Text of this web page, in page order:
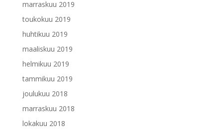
marraskuu 2019
toukokuu 2019
huhtikuu 2019
maaliskuu 2019
helmikuu 2019
tammikuu 2019
joulukuu 2018
marraskuu 2018
lokakuu 2018